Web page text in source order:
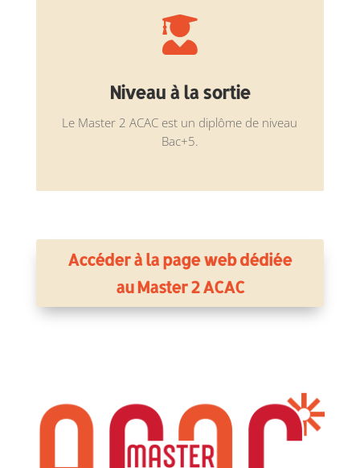

Niveau à la sortie
Le Master 2 ACAC est un diplôme de niveau
Bac+5.
Accéder à la page web dédiée
au Master 2 ACAC